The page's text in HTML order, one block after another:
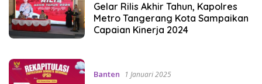
Gelar Rilis Akhir Tahun, Kapolres
Metro Tangerang Kota Sampaikan
Capaian Kinerja 2024
Banten 1 Januari 2025